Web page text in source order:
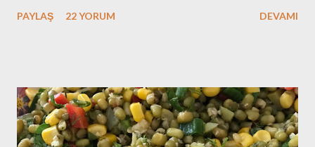
gibi..Git gide kutuplaşıyoruz..Bu bir sınav..Sonucunda kazananın
belasız atlatalım şu seçim sürecini..Olur mu:) Eveet
huzurunuza her daim bayılarak yediğim zeytinyağlı enginar
tarifimle geldim:)Benim enginarlarım geçen sene dondurucuya
PAYLAŞ 22 YORUM DEVAMI